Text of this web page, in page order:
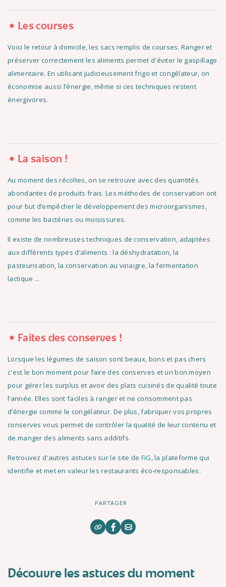
Les courses
Voici le retour à domicile, les sacs remplis de courses. Ranger et
préserver correctement les aliments permet d'éviter le gaspillage
alimentaire. En utilisant judicieusement frigo et congélateur, on
économise aussi l’énergie, même si ces techniques restent
énergivores.
La saison !
Au moment des récoltes, on se retrouve avec des quantités
abondantes de produits frais. Les méthodes de conservation ont
pour but d’empêcher le développement des microorganismes,
comme les bactéries ou moisissures.
Il existe de nombreuses techniques de conservation, adaptées
aux différents types d’aliments : la déshydratation, la
pasteurisation, la conservation au vinaigre, la fermentation
lactique ...
Faites des conserves !
Lorsque les légumes de saison sont beaux, bons et pas chers
c'est le bon moment pour faire des conserves et un bon moyen
pour gérer les surplus et avoir des plats cuisinés de qualité toute
l’année. Elles sont faciles à ranger et ne consomment pas
d’énergie comme le congélateur. De plus, fabriquer vos propres
conserves vous permet de contrôler la qualité de leur contenu et
de manger des aliments sans additifs.
Retrouvez d'autres astuces sur le site de FiG, la plateforme qui
identifie et met en valeur les restaurants éco-responsables.
PARTAGER
Découvre les astuces du moment